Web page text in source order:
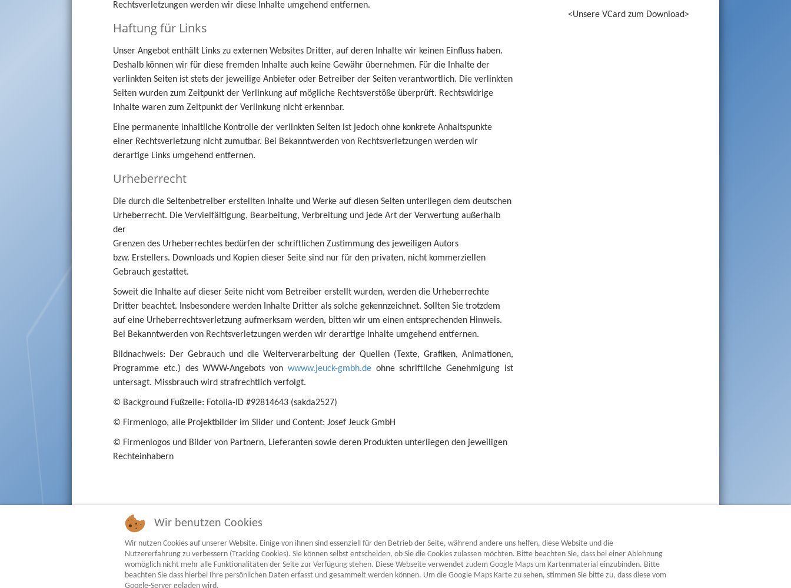
Rechtsverletzungen werden wir diese Inhalte umgehend entfernen.
Haftung für Links
Unser Angebot enthält Links zu externen Websites Dritter, auf deren Inhalte wir keinen Einfluss haben.
Deshalb können wir für diese fremden Inhalte auch keine Gewähr übernehmen. Für die Inhalte der
verlinkten Seiten ist stets der jeweilige Anbieter oder Betreiber der Seiten verantwortlich. Die verlinkten
Seiten wurden zum Zeitpunkt der Verlinkung auf mögliche Rechtsverstöße überprüft. Rechtswidrige
Inhalte waren zum Zeitpunkt der Verlinkung nicht erkennbar.
Eine permanente inhaltliche Kontrolle der verlinkten Seiten ist jedoch ohne konkrete Anhaltspunkte
einer Rechtsverletzung nicht zumutbar. Bei Bekanntwerden von Rechtsverletzungen werden wir
derartige Links umgehend entfernen.
Urheberrecht
Die durch die Seitenbetreiber erstellten Inhalte und Werke auf diesen Seiten unterliegen dem deutschen
Urheberrecht. Die Vervielfältigung, Bearbeitung, Verbreitung und jede Art der Verwertung außerhalb
der
Grenzen des Urheberrechtes bedürfen der schriftlichen Zustimmung des jeweiligen Autors
bzw. Erstellers. Downloads und Kopien dieser Seite sind nur für den privaten, nicht kommerziellen
Gebrauch gestattet.
Soweit die Inhalte auf dieser Seite nicht vom Betreiber erstellt wurden, werden die Urheberrechte
Dritter beachtet. Insbesondere werden Inhalte Dritter als solche gekennzeichnet. Sollten Sie trotzdem
auf eine Urheberrechtsverletzung aufmerksam werden, bitten wir um einen entsprechenden Hinweis.
Bei Bekanntwerden von Rechtsverletzungen werden wir derartige Inhalte umgehend entfernen.
Bildnachweis: Der Gebrauch und die Weiterverarbeitung der Quellen (Texte, Grafiken, Animationen,
Programme etc.) des WWW-Angebots von wwww.jeuck-gmbh.deohne schriftliche Genehmigung ist
untersagt. Missbrauch wird strafrechtlich verfolgt.
© Background Fußzeile: Fotolia-ID #92814643 (sakda2527)
© Firmenlogo, alle Projektbilder im Slider und Content: Josef Jeuck GmbH
© Firmenlogos und Bilder von Partnern, Lieferanten sowie deren Produkten unterliegen den jeweiligen
Rechteinhabern
<Unsere VCard zum Download>
Copyright 2021 - Schlosserei Josef Jeuck GmbH
Wir benutzen Cookies
Wir nutzen Cookies auf unserer Website. Einige von ihnen sind essenziell für den Betrieb der Seite, während andere uns helfen, diese Website und die
Nutzererfahrung zu verbessern (Tracking Cookies). Sie können selbst entscheiden, ob Sie die Cookies zulassen möchten. Bitte beachten Sie, dass bei einer Ablehnung
womöglich nicht mehr alle Funktionalitäten der Seite zur Verfügung stehen. Diese Webseite verwendet zudem Google Maps um Kartenmaterial einzubinden. Bitte
beachten Sie dass hierbei Ihre persönlichen Daten erfasst und gesammelt werden können. Um die Google Maps Karte zu sehen, stimmen Sie bitte zu, dass diese vom
Google-Server geladen wird.